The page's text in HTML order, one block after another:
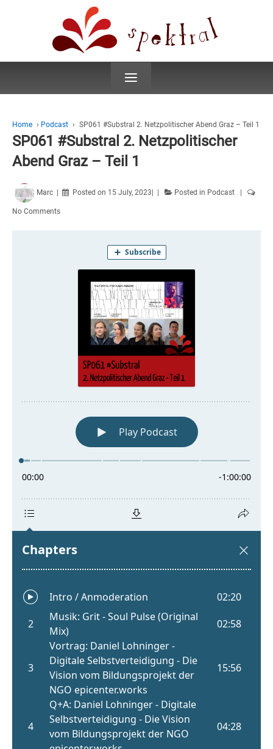
≡
Home › Podcast › SP061 #Substral 2. Netzpolitischer Abend Graz – Teil 1
SP061 #Substral 2. Netzpolitischer
Abend Graz – Teil 1
Marc Posted on 15 July, 2023 Posted in Podcast
No Comments